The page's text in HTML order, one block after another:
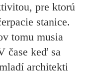
pre ktorú
stanice.
tomu musia
čase keď sa
architekti